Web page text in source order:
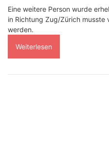
Eine weitere Person wurde
in Richtung Zug/Zürich
werden.
Weiterlesen